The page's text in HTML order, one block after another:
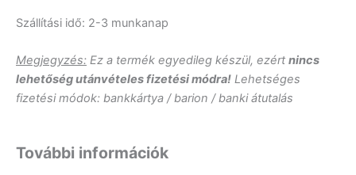
Szállítási idő: 2-3 munkanap
Megjegyzés: Ez a termék egyedileg készül, ezért nincs
lehetőség utánvételes fizetési módra! Lehetséges
fizetési módok: bankkártya / barion / banki átutalás
További információk